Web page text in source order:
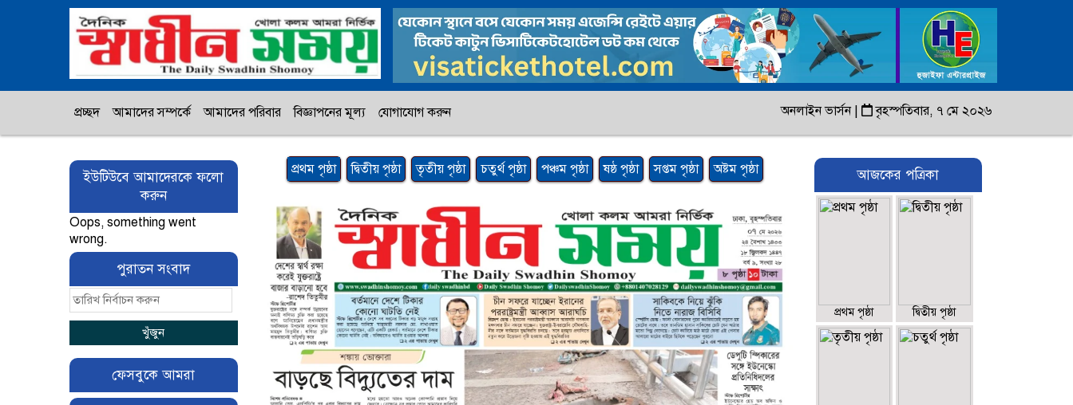
প্রচ্ছদ আমাদের সম্পর্কে আমাদের পরিবার বিজ্ঞাপনের মূল্য যোগাযোগ করুন অনলাইন ভার্সন | বৃহস্পতিবার, ৭ মে ২০২৬
ইউটিউবে আমাদেরকে ফলো
করুন
Oops, something went
wrong.
পুরাতন সংবাদ
ফেসবুকে আমরা
প্রথম পৃষ্ঠা দ্বিতীয় পৃষ্ঠা তৃতীয় পৃষ্ঠা চতুর্থ পৃষ্ঠা পঞ্চম পৃষ্ঠা ষষ্ঠ পৃষ্ঠা সপ্তম পৃষ্ঠা অষ্টম পৃষ্ঠা আজকের পত্রিকা
প্রথম পৃষ্ঠা দ্বিতীয় পৃষ্ঠা